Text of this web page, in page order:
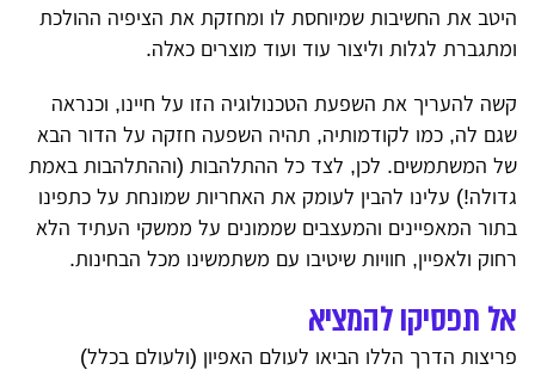
היטב את החשיבות שמיוחסת לו ומחזקת את הציפיה ההולכת
ומתגברת לגלות וליצור עוד ועוד מוצרים כאלה.
קשה להעריך את השפעת הטכנולוגיה הזו על חיינו, וכנראה
שגם לה, כמו לקודמותיה, תהיה השפעה חזקה על הדור הבא
של המשתמשים. לכן, לצד כל ההתלהבות (וההתלהבות באמת
גדולה!) עלינו להבין לעומק את האחריות שמונחת על כתפינו
בתור המאפיינים והמעצבים שממונים על ממשקי העתיד הלא
רחוק ולאפיין, חוויות שיטיבו עם משתמשינו מכל הבחינות.
אל תפסיקו להמציא
פריצות הדרך הללו הביאו לעולם האפיון (ולעולם בכלל)